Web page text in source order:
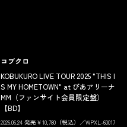
コブクロ
KOBUKURO LIVE TOUR 2025 "THIS I
S MY HOMETOWN" at ぴあアリーナ
MM（ファンサイト会員限定盤）
【BD】
2026.06.24 発売￥10,780（税込）／WPXL-60017